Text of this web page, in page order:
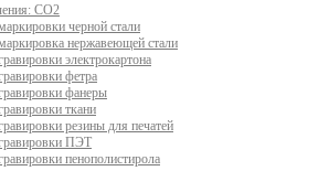
СО2
черной стали
нержавеющей стали
электрокартона
фетра
фанеры
ткани
резины для печатей
ПЭТ
пенополистирола